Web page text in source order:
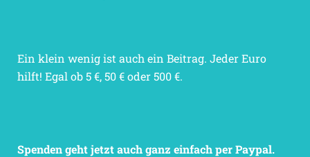
Ein klein wenig ist auch ein Beitrag. Jeder Euro
hilft! Egal ob 5 €, 50 € oder 500 €.
Spenden geht jetzt auch ganz einfach per Paypal.